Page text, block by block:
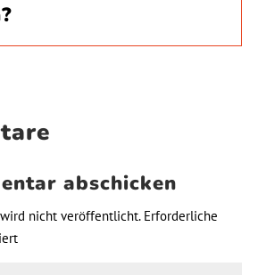
abschicken
nicht veröffentlicht. Erforderliche